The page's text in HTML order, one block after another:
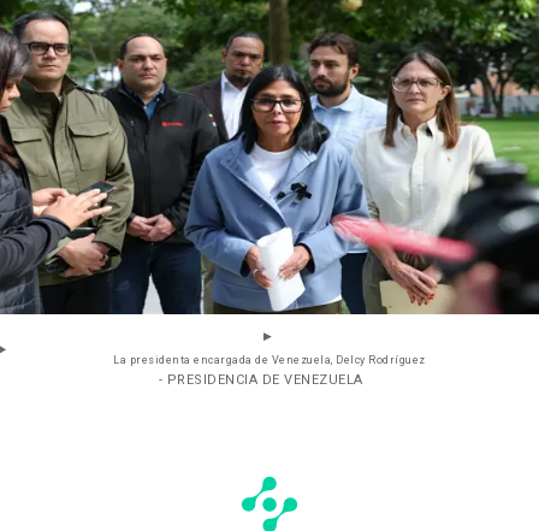
La presidenta encargada de Venezuela, Delcy Rodríguez
- PRESIDENCIA DE VENEZUELA